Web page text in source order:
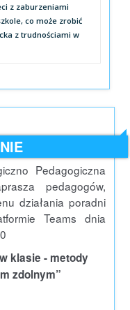
z zaburzeniami
co może zrobić
z trudnościami w
Pedagogiczna
pedagogów,
działania poradni
Teams dnia
klasie - metody
zdolnym”